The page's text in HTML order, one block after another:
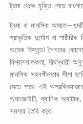
ট্রমা থেকে মুক্তি পেতে
ট্রমা বা মানসিক
প্রাকৃতিক দুর্যোগ বা শারীরিক
অনেক বিস্তৃত। শৈশবের
বিশ্বাসঘাতকতা, দীর্ঘস্থায়ী
মানসিক সহনশীলতার সীমা
যেতে পারে। এই
অ্যাংজাইটি, প্যানিক
সমস্যা তৈরি করে।